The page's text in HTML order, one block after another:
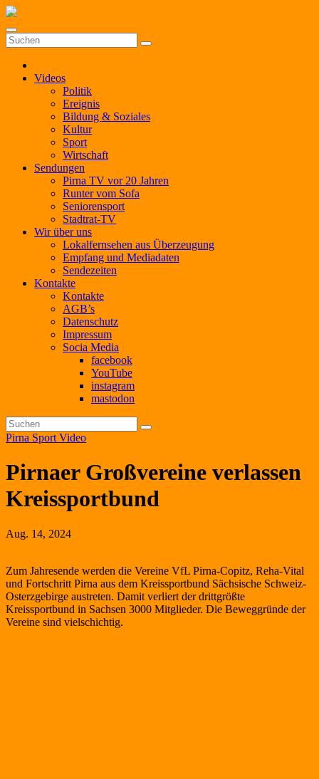
Zum
springen
Videos
Politik
Ereignis
Bildung & Soziales
Kultur
Sport
Wirtschaft
Sendungen
Pirna TV vor 20 Jahren
Runter vom Sofa
Seniorensport
Stadtrat-TV
Wir über uns
Lokalfernsehen aus Überzeugung
Empfang und Mediadaten
Sendezeiten
Kontakte
Kontakte
AGB’s
Datenschutz
Impressum
Socia Media
facebook
YouTube
instagram
mastodon
Pirna Sport Video
Pirnaer Großvereine verlassen
Kreissportbund
Aug. 14, 2024
Zum Jahresende werden die Vereine VfL Pirna-Copitz, Reha-Vital
und Fortschritt Pirna aus dem Kreissportbund Sächsische Schweiz-
Osterzgebirge austreten. Damit verliert der drittgrößte
Kreissportbund in Sachsen 3000 Mitglieder. Die Beweggründe der
Vereine sind vielschichtig.